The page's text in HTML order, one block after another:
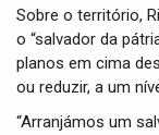
Sobre o território,
o “salvador da
planos em cima
ou reduzir, a um
“Arranjámos um